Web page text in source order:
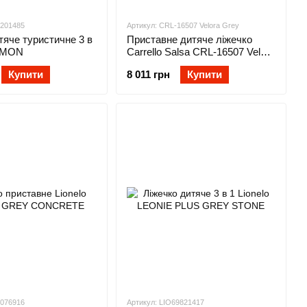
туристичне 3 в
Купити
Артикул: CRL-16507 Velora Grey
Приставне дитяче ліжечко
Carrello Salsa CRL-16507 Velora
8 011 грн
Купити
Артикул: LIO69821417